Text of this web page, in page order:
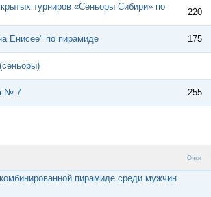
турниров «Сеньоры Сибири» по
220
Енисее" по пирамиде 175
№ 7 255
Очки
пирамиде среди мужчин